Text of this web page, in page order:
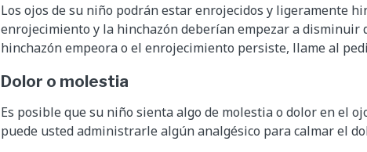
Los ojos de su niño podrán estar enrojecidos y ligeramente
enrojecimiento y la hinchazón deberían empezar a disminuir
hinchazón empeora o el enrojecimiento persiste, llame al
Dolor o molestia
Es posible que su niño sienta algo de molestia o dolor en el
puede usted administrarle algún analgésico para calmar el